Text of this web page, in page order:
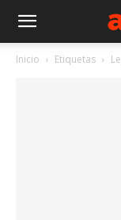
Inicio Etiquetas